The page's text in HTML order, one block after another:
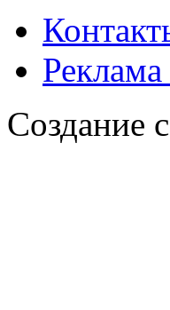
Реклама
Создание